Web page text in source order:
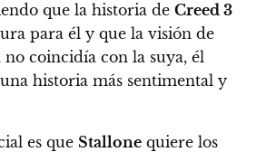
que la historia de Creed 3
para él y que la visión de
no coincidía con la suya, él
historia más sentimental y
es que Stallone quiere los